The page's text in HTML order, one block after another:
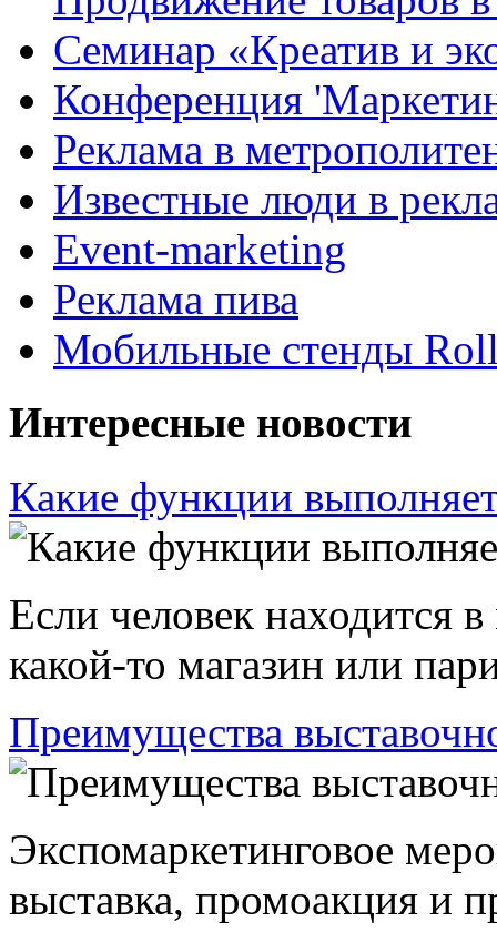
Семинар «Креатив и
Конференция
Реклама в
Известные люди в
Event-marketing
Реклама пива
Мобильные стенды
Интересные новости
Какие функции
Если человек находится
какой-то магазин или
Преимущества
Экспомаркетинговое
выставка, промоакция и